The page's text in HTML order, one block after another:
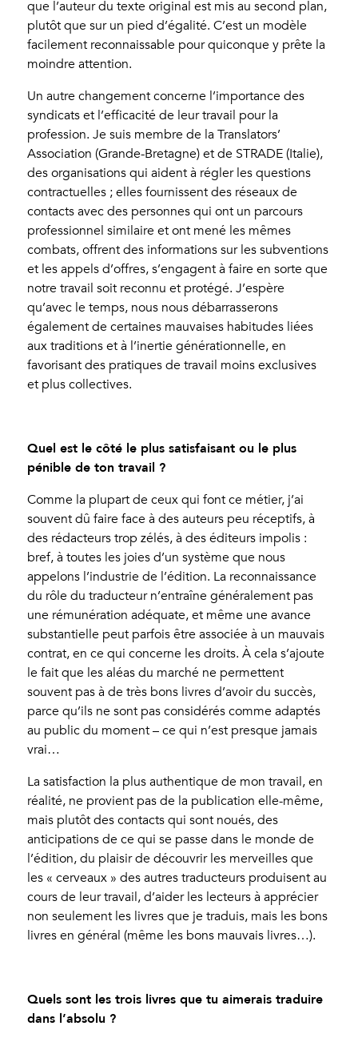
que l’auteur du texte original est mis au second plan,
plutôt que sur un pied d’égalité. C’est un modèle
facilement reconnaissable pour quiconque y prête la
moindre attention.
Un autre changement concerne l’importance des
syndicats et l’efficacité de leur travail pour la
profession. Je suis membre de la Translators’
Association (Grande-Bretagne) et de STRADE (Italie),
des organisations qui aident à régler les questions
contractuelles ; elles fournissent des réseaux de
contacts avec des personnes qui ont un parcours
professionnel similaire et ont mené les mêmes
combats, offrent des informations sur les subventions
et les appels d’offres, s’engagent à faire en sorte que
notre travail soit reconnu et protégé. J’espère
qu’avec le temps, nous nous débarrasserons
également de certaines mauvaises habitudes liées
aux traditions et à l’inertie générationnelle, en
favorisant des pratiques de travail moins exclusives
et plus collectives.
Quel est le côté le plus satisfaisant ou le plus
pénible de ton travail ?
Comme la plupart de ceux qui font ce métier, j’ai
souvent dû faire face à des auteurs peu réceptifs, à
des rédacteurs trop zélés, à des éditeurs impolis :
bref, à toutes les joies d’un système que nous
appelons l’industrie de l’édition. La reconnaissance
du rôle du traducteur n’entraîne généralement pas
une rémunération adéquate, et même une avance
substantielle peut parfois être associée à un mauvais
contrat, en ce qui concerne les droits. À cela s’ajoute
le fait que les aléas du marché ne permettent
souvent pas à de très bons livres d’avoir du succès,
parce qu’ils ne sont pas considérés comme adaptés
au public du moment – ce qui n’est presque jamais
vrai…
La satisfaction la plus authentique de mon travail, en
réalité, ne provient pas de la publication elle-même,
mais plutôt des contacts qui sont noués, des
anticipations de ce qui se passe dans le monde de
l’édition, du plaisir de découvrir les merveilles que
les « cerveaux » des autres traducteurs produisent au
cours de leur travail, d’aider les lecteurs à apprécier
non seulement les livres que je traduis, mais les bons
livres en général (même les bons mauvais livres…).
Quels sont les trois livres que tu aimerais traduire
dans l’absolu ?